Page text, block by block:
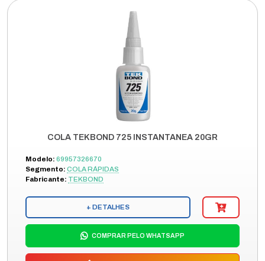
COLA TEKBOND 725 INSTANTANEA 20GR
Modelo: 69957326670
Segmento: COLA RÁPIDAS
Fabricante: TEKBOND
+ DETALHES
COMPRAR PELO WHATSAPP